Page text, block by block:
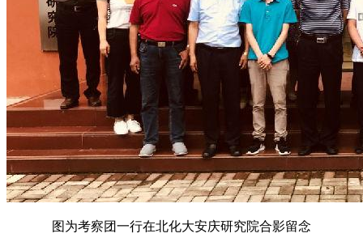
图为考察团一行在北化大安庆研究院合影留念